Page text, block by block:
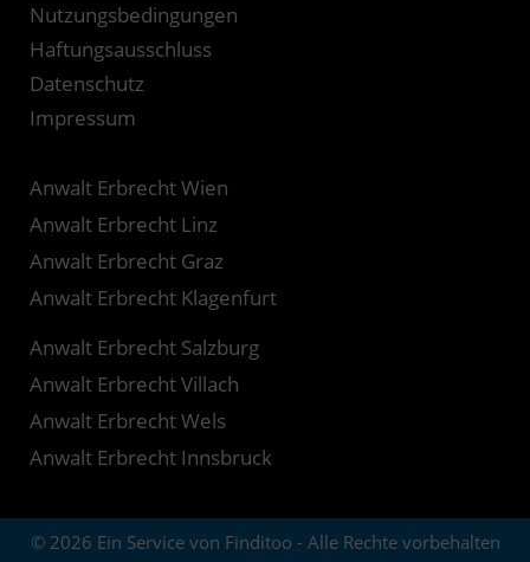
Nutzungsbedingungen
Haftungsausschluss
Datenschutz
Impressum
Anwalt Erbrecht Wien
Anwalt Erbrecht Linz
Anwalt Erbrecht Graz
Anwalt Erbrecht Klagenfurt
Anwalt Erbrecht Salzburg
Anwalt Erbrecht Villach
Anwalt Erbrecht Wels
Anwalt Erbrecht Innsbruck
© 2026 Ein Service von Finditoo - Alle Rechte vorbehalten